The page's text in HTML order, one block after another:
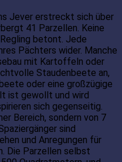
Jever erstreckt sich über
41 Parzellen. Keine
betont. Jede
Pächters wider. Manche
mit Kartoffeln oder
Staudenbeete an,
oder eine großzügige
ist gewollt und wird
sich gegenseitig.
Bereich, sondern von 7
sind
und Anregungen für
Die Parzellen selbst